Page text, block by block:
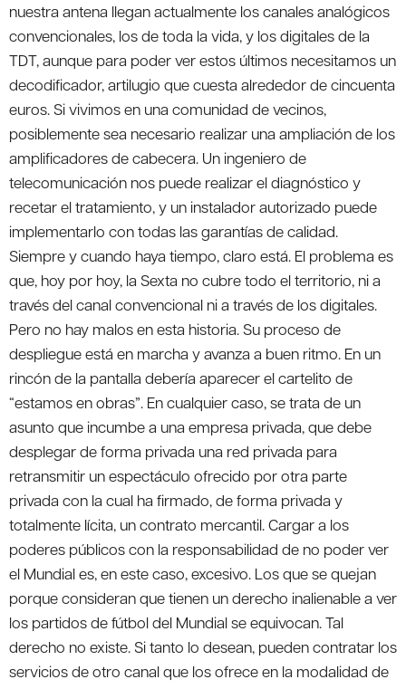
nuestra antena llegan actualmente los canales analógicos
convencionales, los de toda la vida, y los digitales de la
TDT, aunque para poder ver estos últimos necesitamos un
decodificador, artilugio que cuesta alrededor de cincuenta
euros. Si vivimos en una comunidad de vecinos,
posiblemente sea necesario realizar una ampliación de los
amplificadores de cabecera. Un ingeniero de
telecomunicación nos puede realizar el diagnóstico y
recetar el tratamiento, y un instalador autorizado puede
implementarlo con todas las garantías de calidad.
Siempre y cuando haya tiempo, claro está. El problema es
que, hoy por hoy, la Sexta no cubre todo el territorio, ni a
través del canal convencional ni a través de los digitales.
Pero no hay malos en esta historia. Su proceso de
despliegue está en marcha y avanza a buen ritmo. En un
rincón de la pantalla debería aparecer el cartelito de
“estamos en obras”. En cualquier caso, se trata de un
asunto que incumbe a una empresa privada, que debe
desplegar de forma privada una red privada para
retransmitir un espectáculo ofrecido por otra parte
privada con la cual ha firmado, de forma privada y
totalmente lícita, un contrato mercantil. Cargar a los
poderes públicos con la responsabilidad de no poder ver
el Mundial es, en este caso, excesivo. Los que se quejan
porque consideran que tienen un derecho inalienable a ver
los partidos de fútbol del Mundial se equivocan. Tal
derecho no existe. Si tanto lo desean, pueden contratar los
servicios de otro canal que los ofrece en la modalidad de